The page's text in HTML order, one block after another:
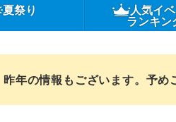
夏祭り 人気イ
ランキン
年の情報もございます。予め